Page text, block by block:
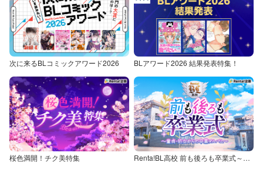
次に来るBLコミックアワード2026 BLアワード2026 結果発表特集！
桜色満開！チク美特集 Renta!BL高校 前も後ろも卒業式～童貞・処女からの卒業アルバム～